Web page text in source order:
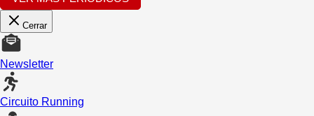
Cerrar
Newsletter
Circuito Running